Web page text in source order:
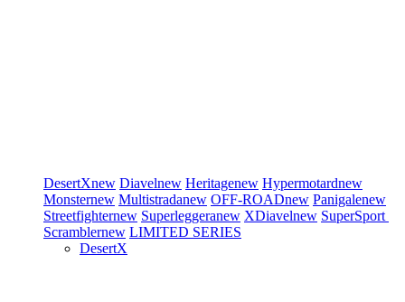
DesertXnew Diavelnew Heritagenew Hypermotardnew
Monsternew Multistradanew OFF-ROADnew Panigalenew
Streetfighternew Superleggeranew XDiavelnew SuperSport
Scramblernew LIMITED SERIES
DesertX